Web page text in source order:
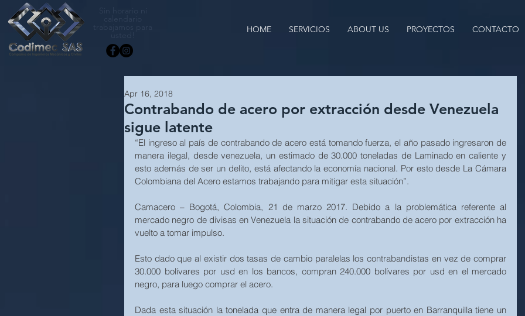
HOME SERVICIOS ABOUT US PROYECTOS CONTACTO
Contrabando de acero por extracción desde Venezuela
sigue latente
Apr 16, 2018
“El ingreso al país de contrabando de acero está tomando fuerza, el año pasado ingresaron de
manera ilegal, desde venezuela, un estimado de 30.000 toneladas de Laminado en caliente y
esto además de ser un delito, está afectando la economía nacional. Por esto desde La Cámara
Colombiana del Acero estamos trabajando para mitigar esta situación”.
Camacero – Bogotá, Colombia, 21 de marzo 2017. Debido a la problemática referente al
mercado negro de divisas en Venezuela la situación de contrabando de acero por extracción ha
vuelto a tomar impulso.
Esto dado que al existir dos tasas de cambio paralelas los contrabandistas en vez de comprar
30.000 bolívares por usd en los bancos, compran 240.000 bolívares por usd en el mercado
negro, para luego comprar el acero.
Dada esta situación la tonelada que entra de manera legal por puerto en Barranquilla tiene un